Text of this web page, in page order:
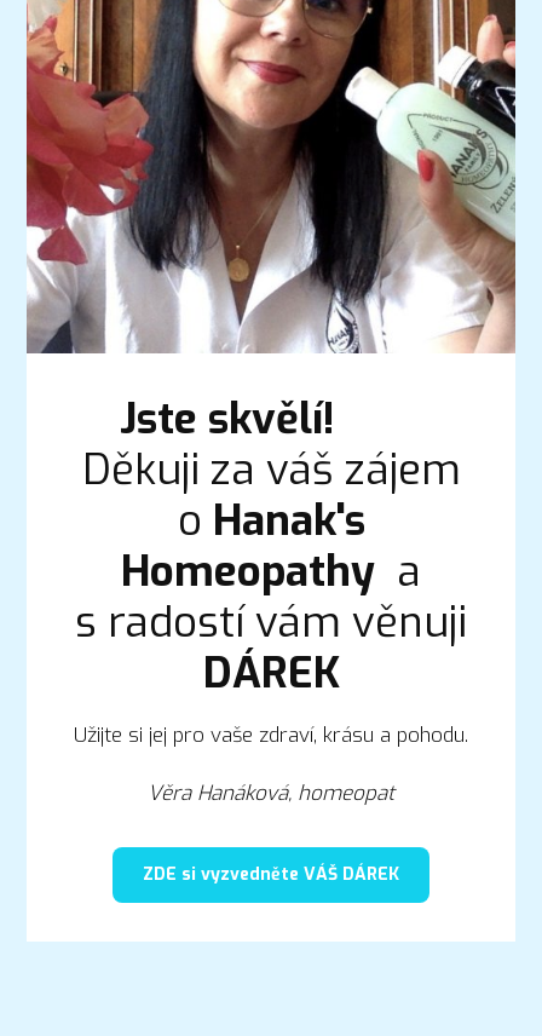
Jste skvělí!
Děkuji za váš zájem
o Hanak's
Homeopathy a
s radostí vám věnuji
DÁREK
Užijte si jej pro vaše zdraví, krásu a pohodu.
Věra Hanáková, homeopat
ZDE si vyzvedněte VÁŠ DÁREK